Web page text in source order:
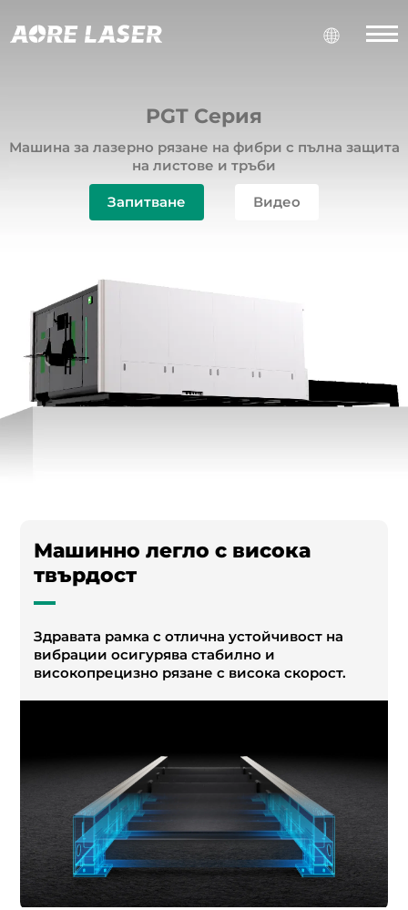
PGT Серия
Машина за лазерно рязане на фибри с пълна защита
на листове и тръби
Запитване Видео
Машинно легло с висока
твърдост
Здравата рамка с отлична устойчивост на
вибрации осигурява стабилно и
високопрецизно рязане с висока скорост.